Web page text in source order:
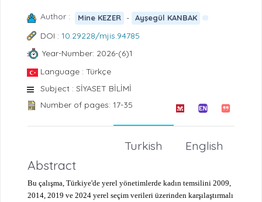
Author : Mine KEZER - Ayşegül KANBAK
DOI : 10.29228/mjis.94785
Year-Number: 2026-(6)1
Language : Türkçe
Subject : SİYASET BİLİMİ
Number of pages: 17-35
English
Turkish
Abstract
Bu çalışma, Türkiye'de yerel yönetimlerde kadın temsilini 2009,
2014, 2019 ve 2024 yerel seçim verileri üzerinden karşılaştırmalı